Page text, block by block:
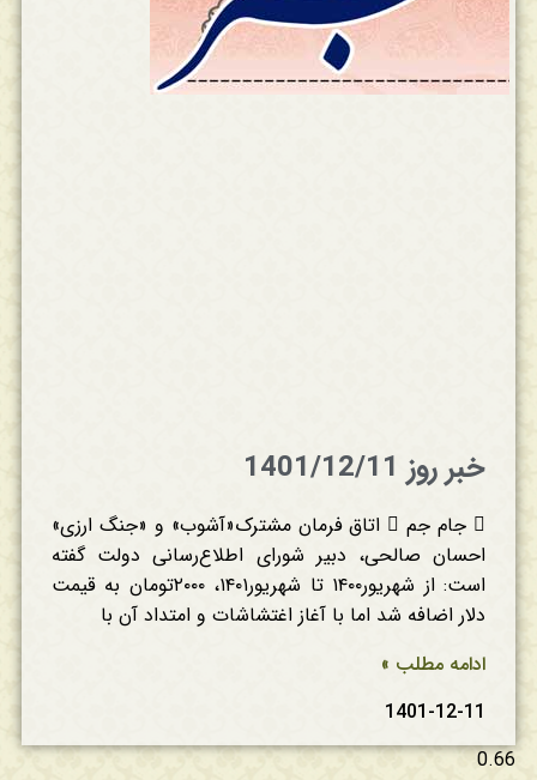
خبر روز 1401/12/11
 جام جم  اتاق فرمان مشترک«آشوب» و «جنگ ارزی»
احسان صالحی، دبیر شورای اطلاع‌رسانی دولت گفته
است: ‏از شهریور۱۴۰۰ تا شهریور۱۴۰۱، ۲۰۰۰تومان به قیمت
دلار اضافه شد اما با آغاز اغتشاشات و امتداد آن با
ادامه مطلب »
1401-12-11